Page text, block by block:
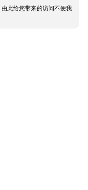
此给您带来的访问不便我